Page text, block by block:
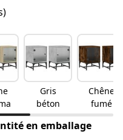
Gris
béton
Chêne
fumé
en emballage